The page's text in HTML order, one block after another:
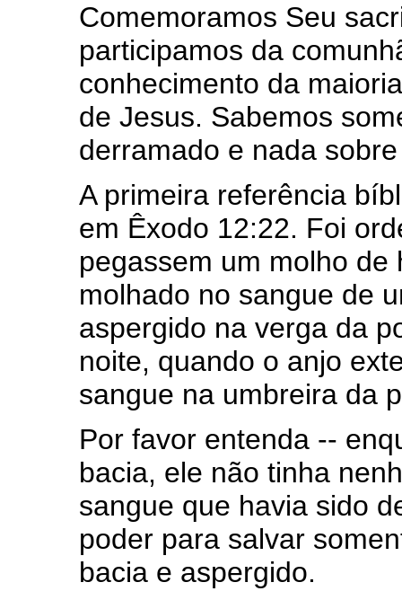
Comemoramos Seu
participamos da
conhecimento da
de Jesus. Sabemos
derramado e nada
A primeira referência
em Êxodo 12:22. Foi
pegassem um molho
molhado no sangue de
aspergido na verga da
noite, quando o anjo
sangue na umbreira da
Por favor entenda --
bacia, ele não tinha
sangue que havia sido
poder para salvar
bacia e aspergido.